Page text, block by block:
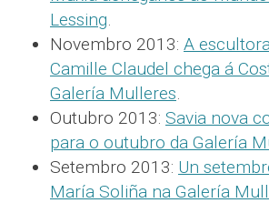
Lessing.
Novembro 2013: A
Camille Claudel chega á
Galería Mulleres.
Outubro 2013: Savia nova
para o outubro da Galería
Setembro 2013: Un
María Soliña na Galería